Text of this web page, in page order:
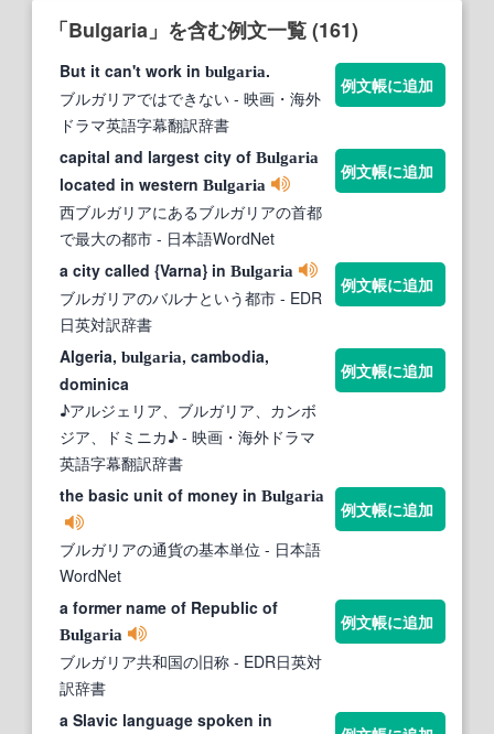
「Bulgaria」を含む例文一覧 (161)
But it can't work in bulgaria.
ブルガリアではできない - 映画・海外
ドラマ英語字幕翻訳辞書
例文帳に追加
capital and largest city of Bulgaria
located in western Bulgaria
西ブルガリアにあるブルガリアの首都
で最大の都市 - 日本語WordNet
例文帳に追加
a city called {Varna} in Bulgaria
ブルガリアのバルナという都市 - EDR
日英対訳辞書
例文帳に追加
Algeria, bulgaria, cambodia,
dominica
♪アルジェリア、ブルガリア、カンボ
ジア、ドミニカ♪ - 映画・海外ドラマ
英語字幕翻訳辞書
例文帳に追加
the basic unit of money in Bulgaria
ブルガリアの通貨の基本単位 - 日本語
WordNet
例文帳に追加
a former name of Republic of
Bulgaria
ブルガリア共和国の旧称 - EDR日英対
訳辞書
例文帳に追加
a Slavic language spoken in